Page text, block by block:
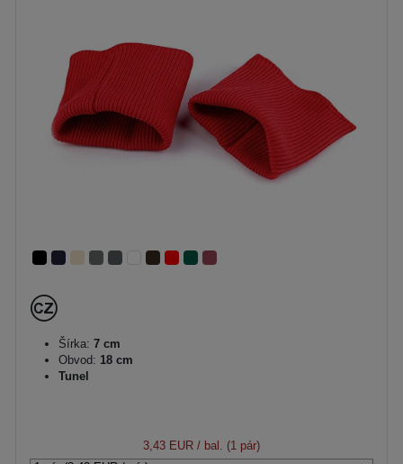
Šírka: 7 cm
Obvod: 18 cm
Tunel
3,43 EUR / bal. (1 pár)